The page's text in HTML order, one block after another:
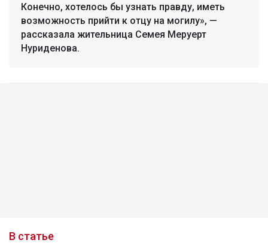
Конечно, хотелось бы узнать правду, иметь
возможность прийти к отцу на могилу», —
рассказала жительница Семея Меруерт
Нуриденова.
В статье